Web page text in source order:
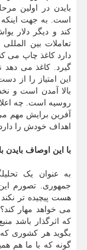
بایدن در اولین
است. به جهت اینکه
کند و دیگر دلار
تعاملات بین
دارد کاغذ چاپ می
گیرد. کاغذ می دهد
این امتیاز را از
بالا آمدن است و
روسیه است. چه
آفرین برایش مهم
اهداف خودش را دارد.
با این اوصاف بایدن
به عنوان یک
جمهوری. تصورم
هست پیچیده تر
می خواهد مهار
که اثرگذار باشد
بگوید هر کشوری
گونه که با ما هم